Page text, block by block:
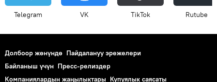
Telegram VK ТikТоk Rutube
Долбоор жөнүндө Пайдалануу эрежелери
Байланыш үчүн Пресс-релиздер
Компаниялардын жаңылыктары Купуялык саясаты